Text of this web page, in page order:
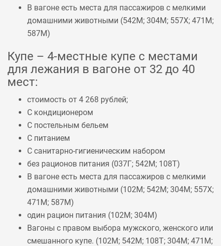
В вагоне есть места для пассажиров с мелкими
домашними животными (542М; 304М; 557Х; 471М;
587М)
Купе – 4-местные купе с местами
для лежания в вагоне от 32 до 40
мест:
стоимость от 4 268 рублей;
С кондиционером
С постельным бельем
С питанием
С санитарно-гигиеническим набором
без рационов питания (037Г; 542М; 108Т)
В вагоне есть места для пассажиров с мелкими
домашними животными (102М; 542М; 304М; 557Х;
471М; 587М)
один рацион питания (102М; 304М)
Вагоны с правом выбора мужского, женского или
смешанного купе. (102М; 542М; 108Т; 304М; 471М;